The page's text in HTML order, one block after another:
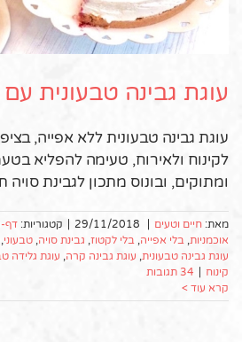
עוגת גבינה טבעונית
עוגת גבינה טבעונית ללא אפייה,
לקינוח ולאירוח, טעימה להפליא
ומתוקים, ובונוס מתכון לגבינת סויה
מאת: חיים וטעים |
29/11/2018
| קטגוריות: דף-
אוכמניות בלי אפייה בלי לקטוז גבינת סויה טבעוני
עוגת גבינה טבעונית עוגת גבינה קרה עוגת גלידה
קינוח | 34 תגובות
קרא עוד >